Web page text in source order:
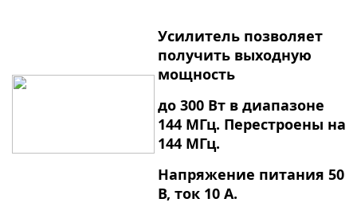
Усилитель позволяет
получить выходную
мощность
до 300 Вт в диапазоне
144 МГц. Перестроены на
144 МГц.
Напряжение питания 50
В, ток 10 А.